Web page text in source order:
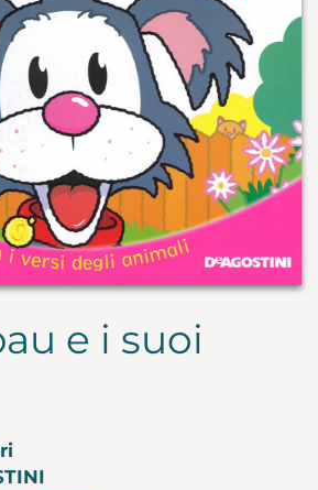
e i suoi